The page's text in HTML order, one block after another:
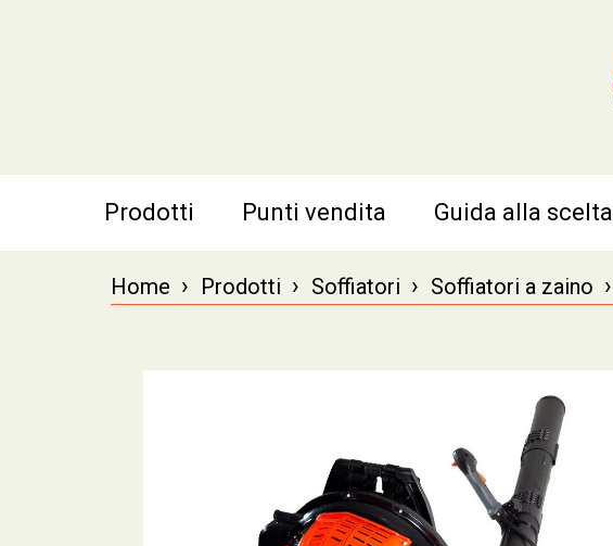
Prodotti Punti vendita Guida alla scelta
Home › Prodotti › Soffiatori › Soffiatori a zaino ›